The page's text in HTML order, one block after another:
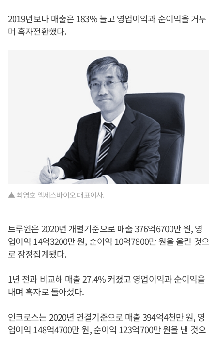
2019년보다 매출은 183% 늘고 영업이익과 순이익을 거두
며 흑자전환했다.
▲ 최영호 엑세스바이오 대표이사.
트루윈은 2020년 개별기준으로 매출 376억6700만 원, 영
업이익 14억3200만 원, 순이익 10억7800만 원을 올린 것으
로 잠정집계됐다.
1년 전과 비교해 매출 27.4% 커졌고 영업이익과 순이익을
내며 흑자로 돌아섰다.
인크로스는 2020년 연결기준으로 매출 394억4천만 원, 영
업이익 148억4700만 원, 순이익 123억700만 원을 낸 것으